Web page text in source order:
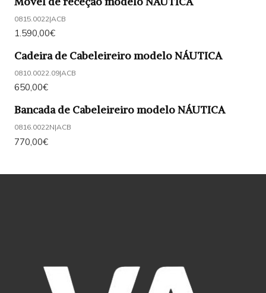
0815.0022|ACB
1.590,00€
Cadeira de Cabeleireiro modelo NÁUTICA
0810.0022.09|ACB
650,00€
Bancada de Cabeleireiro modelo NÁUTICA
0816.0022N|ACB
770,00€